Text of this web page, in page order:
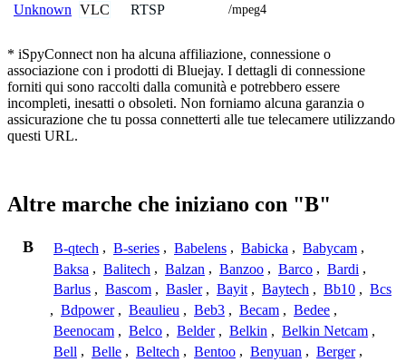
Unknown VLC RTSP /mpeg4
* iSpyConnect non ha alcuna affiliazione, connessione o
associazione con i prodotti di Bluejay. I dettagli di connessione
forniti qui sono raccolti dalla comunità e potrebbero essere
incompleti, inesatti o obsoleti. Non forniamo alcuna garanzia o
assicurazione che tu possa connetterti alle tue telecamere utilizzando
questi URL.
Altre marche che iniziano con "B"
B B-qtech , B-series , Babelens , Babicka , Babycam ,
Baksa , Balitech , Balzan , Banzoo , Barco , Bardi ,
Barlus , Bascom , Basler , Bayit , Baytech , Bb10 , Bcs
, Bdpower , Beaulieu , Beb3 , Becam , Bedee ,
Beenocam , Belco , Belder , Belkin , Belkin Netcam ,
Bell , Belle , Beltech , Bentoo , Benyuan , Berger ,